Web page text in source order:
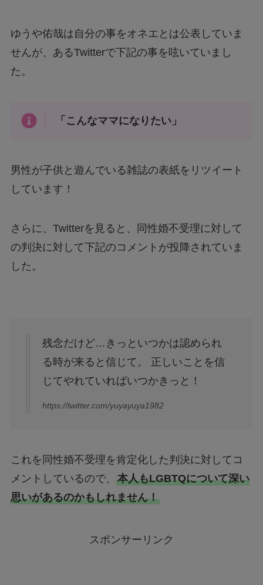
ゆうや佑哉は自分の事をオネエとは公表していま
せんが、あるTwitterで下記の事を呟いていまし
た。
「こんなママになりたい」
男性が子供と遊んでいる雑誌の表紙をリツイート
しています！
さらに、Twitterを見ると、同性婚不受理に対して
の判決に対して下記のコメントが投降されていま
した。
残念だけど…きっといつかは認められ
る時が来ると信じて。 正しいことを信
じてやれていればいつかきっと！
https://twitter.com/yuyayuya1982
これを同性婚不受理を肯定化した判決に対してコ
メントしているので、 本人もLGBTQについて深い
思いがあるのかもしれません！
スポンサーリンク